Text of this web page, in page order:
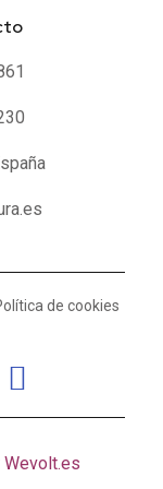
de cookies
Wevolt.es